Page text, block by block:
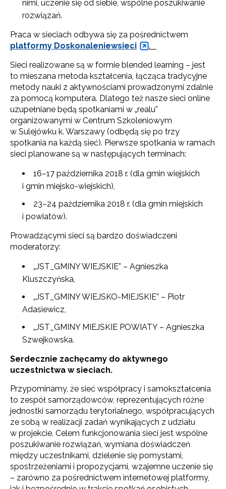
nimi, uczenie się od siebie, wspólne poszukiwanie
rozwiązań.
Praca w sieciach odbywa się za pośrednictwem
platformy Doskonaleniewsieci
.
Sieci realizowane są w formie blended learning – jest
to mieszana metoda kształcenia, łącząca tradycyjne
metody nauki z aktywnościami prowadzonymi zdalnie
za pomocą komputera. Dlatego też nasze sieci online
uzupełniane będą spotkaniami w „realu”
organizowanymi w Centrum Szkoleniowym
w Sulejówku k. Warszawy (odbędą się po trzy
spotkania na każdą sieć). Pierwsze spotkania w ramach
sieci planowane są w następujących terminach:
16–17 października 2018 r. (dla gmin wiejskich
i gmin miejsko-wiejskich),
23–24 października 2018 r. (dla gmin miejskich
i powiatów).
Prowadzącymi sieci są bardzo doświadczeni
moderatorzy:
„JST_GMINY WIEJSKIE” – Agnieszka
Kluszczyńska,
„JST_GMINY WIEJSKO-MIEJSKIE” – Piotr
Adasiewicz,
„JST_GMINY MIEJSKIE POWIATY – Agnieszka
Szwejkowska.
Serdecznie zachęcamy do aktywnego
uczestnictwa w sieciach.
Przypominamy, że sieć współpracy i samokształcenia
to zespół samorządowców, reprezentujących różne
jednostki samorządu terytorialnego, współpracujących
ze sobą w realizacji zadań wynikających z udziału
w projekcie. Celem funkcjonowania sieci jest wspólne
poszukiwanie rozwiązań, wymiana doświadczeń
między uczestnikami, dzielenie się pomysłami,
spostrzeżeniami i propozycjami, wzajemne uczenie się
– zarówno za pośrednictwem internetowej platformy,